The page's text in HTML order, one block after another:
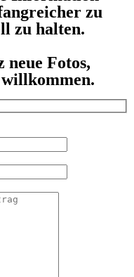
zu
zu halten.
neue Fotos,